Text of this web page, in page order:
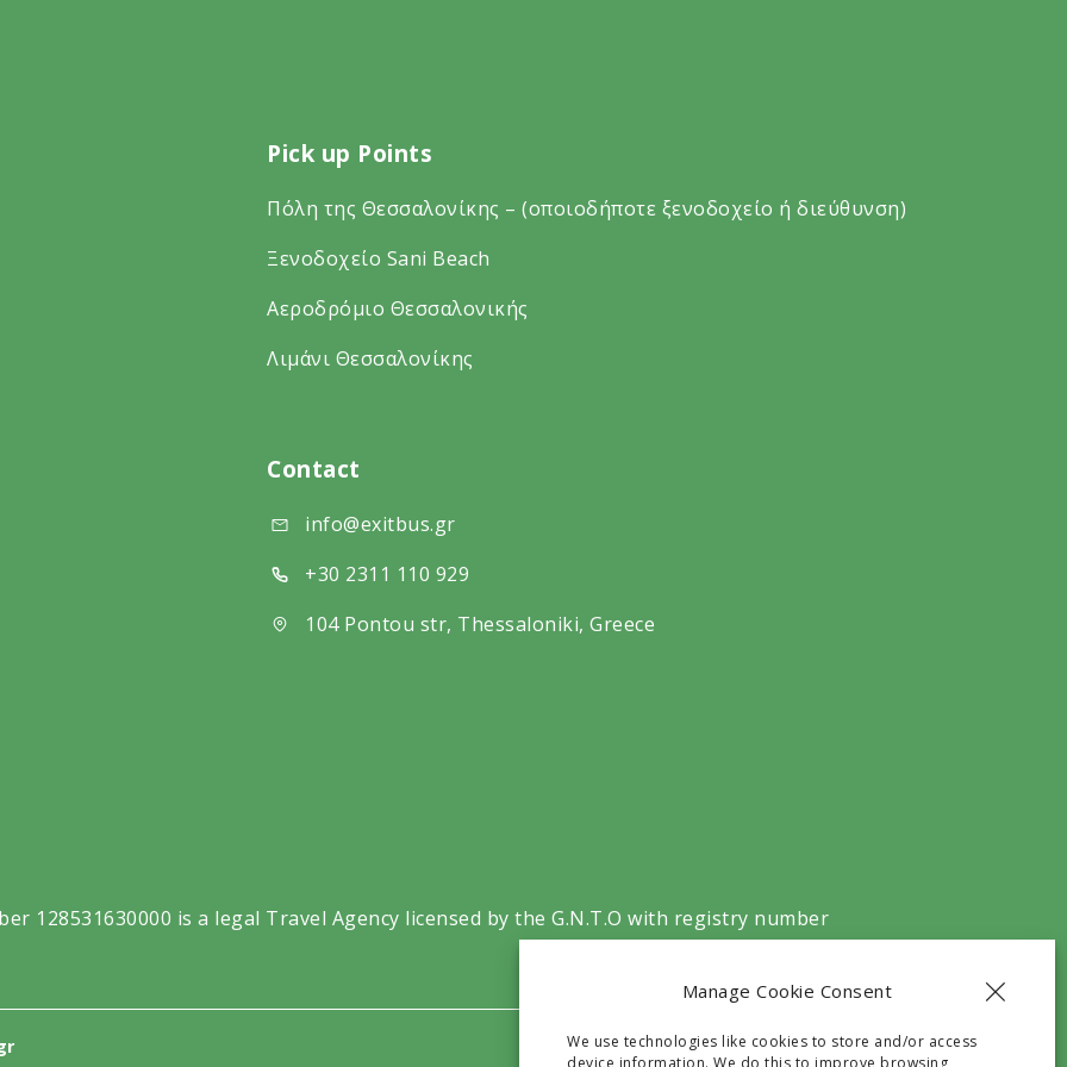
Manage Cookie Consent
We use technologies like cookies to store and/or access
device information. We do this to improve browsing
Pick up Points
Πόλη της Θεσσαλονίκης – (οποιοδήποτε ξενοδοχείο ή διεύθυνση)
Ξενοδοχείο Sani Beach
Αεροδρόμιο Θεσσαλονικής
Λιμάνι Θεσσαλονίκης
Contact
info@exitbus.gr
+30 2311 110 929
104 Pontou str, Thessaloniki, Greece
128531630000 is a legal Travel Agency licensed by the G.N.T.O with registry number